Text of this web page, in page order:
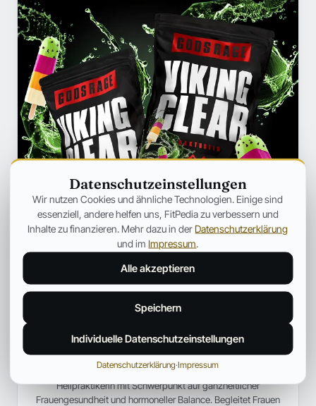
Anna Hartwig
HEILPRAKTIKERIN FÜR FRAUENGESUNDHEIT
Heilpraktikerin mit Schwerpunkt auf ganzheitlicher
Frauengesundheit und hormoneller Balance. Begleitet Frauen
Datenschutzeinstellungen
Wir nutzen Cookies und ähnliche Technologien. Einige sind
essenziell, andere helfen uns, FitPedia zu verbessern und
Inhalte zu finanzieren. Mehr dazu in der Datenschutzerklärung
und im Impressum
Alle akzeptieren
Speichern
Individuelle Datenschutzeinstellungen
Datenschutzerklärung·Impressum